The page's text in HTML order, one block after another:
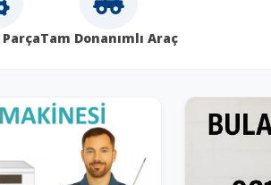
Tam Donanımlı Araç